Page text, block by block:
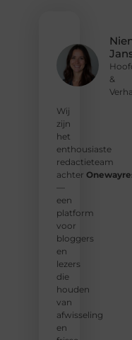
&
Wij
zijn
het
enthousiaste
redactieteam
achter
—
een
platform
voor
bloggers
en
lezers
die
houden
van
afwisseling
en